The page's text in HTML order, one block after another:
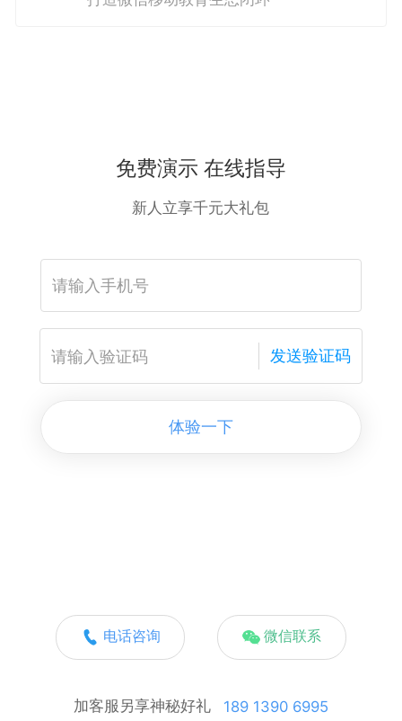
免费演示 在线指导
新人立享千元大礼包
发送验证码
体验一下
电话咨询 微信联系
加客服另享神秘好礼 189 1390 6995